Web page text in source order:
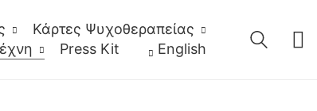
Κάρτες Ψυχοθεραπείας
Press Kit English